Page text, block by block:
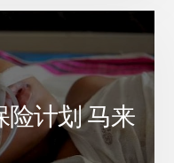
险计划 马来